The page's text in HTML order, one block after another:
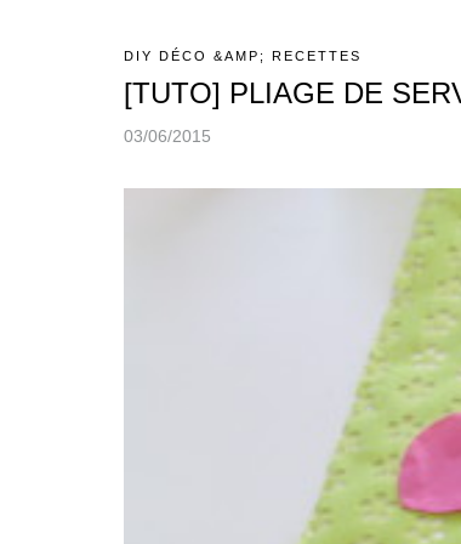
DIY DÉCO &AMP; RECETTES
[TUTO] PLIAGE DE
03/06/2015